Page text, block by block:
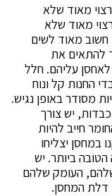
מאוד שלא
מאוד שלא
חשוב מאוד לשים
להתאים את
עליהם. חלל
החנות קל ונוח
מסודר באופן נגיש.
יש צורך
חייב להיות
במחסן יצליחו
ביותר. יש
העומק שלהם
דלת המחסן.